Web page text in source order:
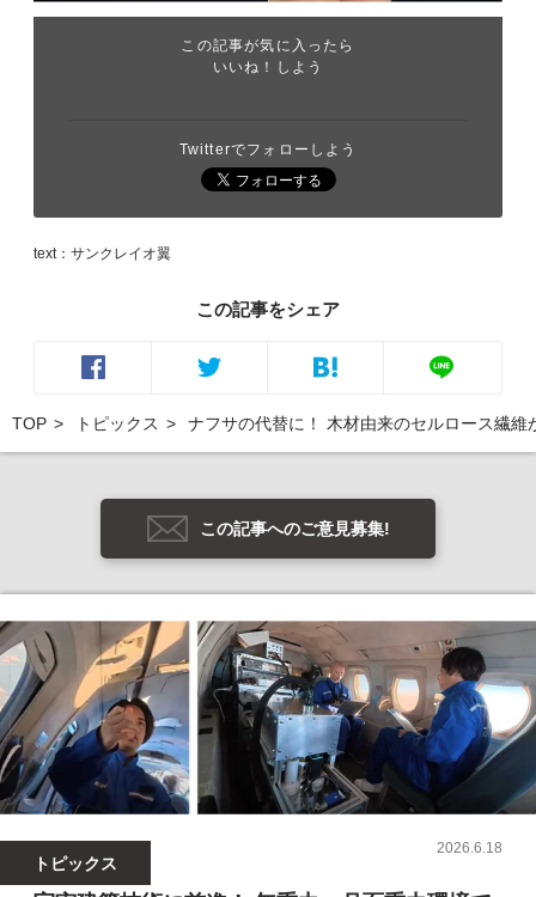
この記事が気に入ったら
いいね！しよう
Twitterでフォローしよう
text：サンクレイオ翼
この記事をシェア
TOP トピックス ナフサの代替に！ 木材由来のセルロース繊
この記事へのご意見募集!
トピックス
2026.6.18